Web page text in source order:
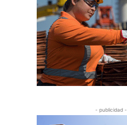
- publicidad -